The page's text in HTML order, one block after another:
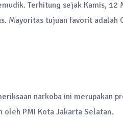
Terhitung sejak Kamis, 12
Mayoritas tujuan favorit adalah
narkoba ini merupakan
oleh PMI Kota Jakarta Selatan.